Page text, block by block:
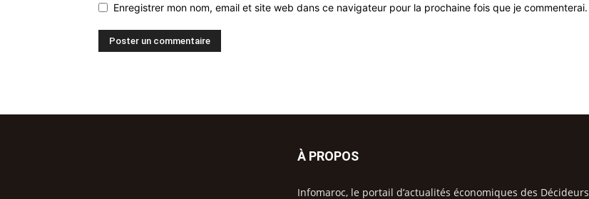
Enregistrer mon nom, email et site web dans ce navigateur pour la prochaine fois que je commenterai.
À PROPOS
Infomaroc, le portail d’actualités économiques des Décideurs